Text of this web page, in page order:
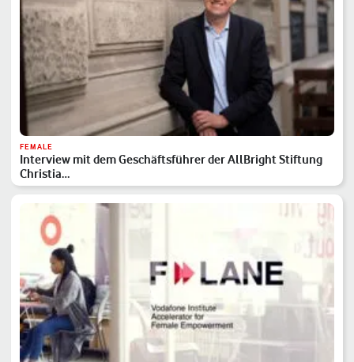
FEMALE
Interview mit dem Geschäftsführer der AllBright Stiftung
Christia…